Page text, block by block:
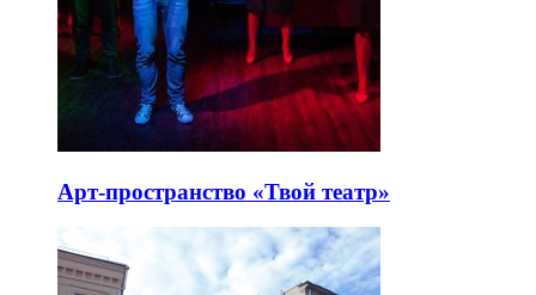
Арт-пространство «Твой театр»